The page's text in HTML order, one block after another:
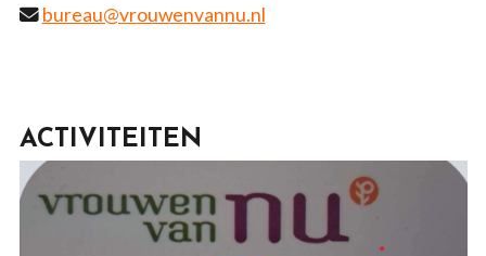
bureau@vrouwenvannu.nl
ACTIVITEITEN